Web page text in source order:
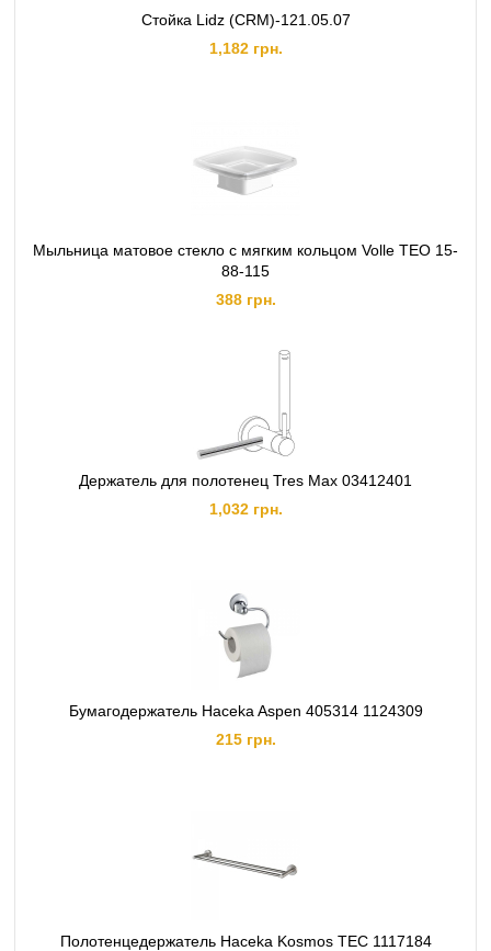
Стойка Lidz (CRM)-121.05.07
1,182 грн.
Мыльница матовое стекло с мягким кольцом Volle TEO 15-
88-115
388 грн.
Держатель для полотенец Tres Max 03412401
1,032 грн.
Бумагодержатель Haceka Aspen 405314 1124309
215 грн.
Полотенцедержатель Haceka Kosmos TEC 1117184